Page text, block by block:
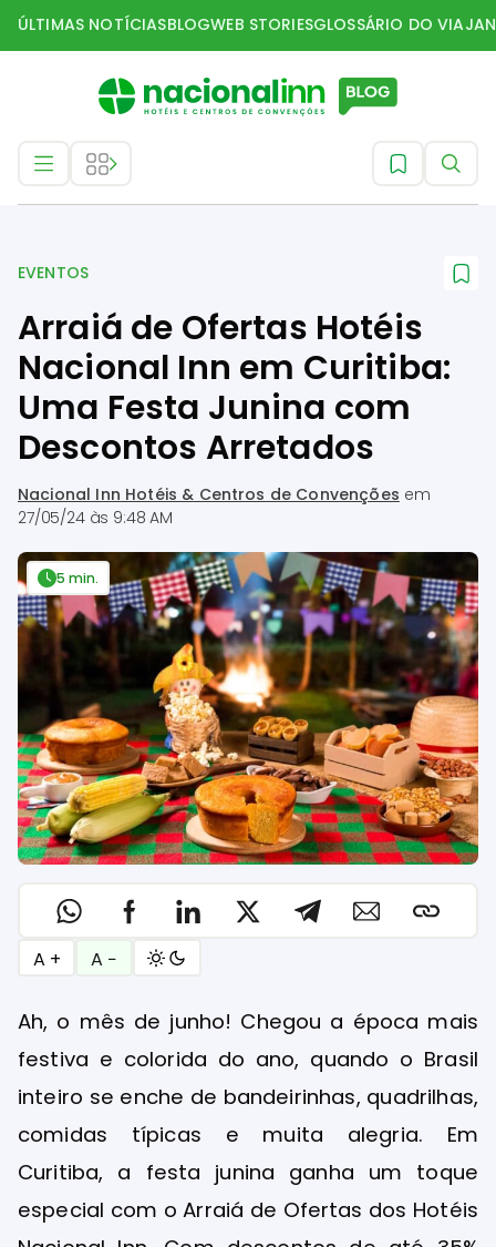
ÚLTIMAS NOTÍCIASBLOGWEB STORIESGLOSSÁRIO DO
EVENTOS
Arraiá de Ofertas Hotéis
Nacional Inn em Curitiba:
Uma Festa Junina com
Descontos Arretados
Nacional Inn Hotéis & Centros de Convenções em
27/05/24 às 9:48 AM
5 min.
A + A −
Ah, o mês de junho! Chegou a época mais
festiva e colorida do ano, quando o Brasil
inteiro se enche de bandeirinhas, quadrilhas,
comidas típicas e muita alegria. Em
Curitiba, a festa junina ganha um toque
especial com o Arraiá de Ofertas dos Hotéis